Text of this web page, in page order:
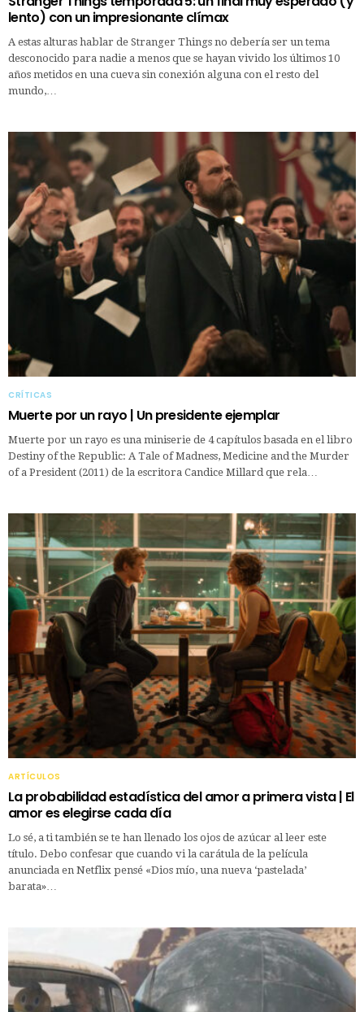
lento) con un impresionante clímax
A estas alturas hablar de Stranger Things no debería ser un tema
desconocido para nadie a menos que se hayan vivido los últimos 10
años metidos en una cueva sin conexión alguna con el resto del
mundo,…
CRÍTICAS
Muerte por un rayo | Un presidente ejemplar
Muerte por un rayo es una miniserie de 4 capítulos basada en el libro
Destiny of the Republic: A Tale of Madness, Medicine and the Murder
of a President (2011) de la escritora Candice Millard que rela…
ARTÍCULOS
La probabilidad estadística del amor a primera vista | El
amor es elegirse cada día
Lo sé, a ti también se te han llenado los ojos de azúcar al leer este
título. Debo confesar que cuando vi la carátula de la película
anunciada en Netflix pensé «Dios mío, una nueva ‘pastelada’
barata»…